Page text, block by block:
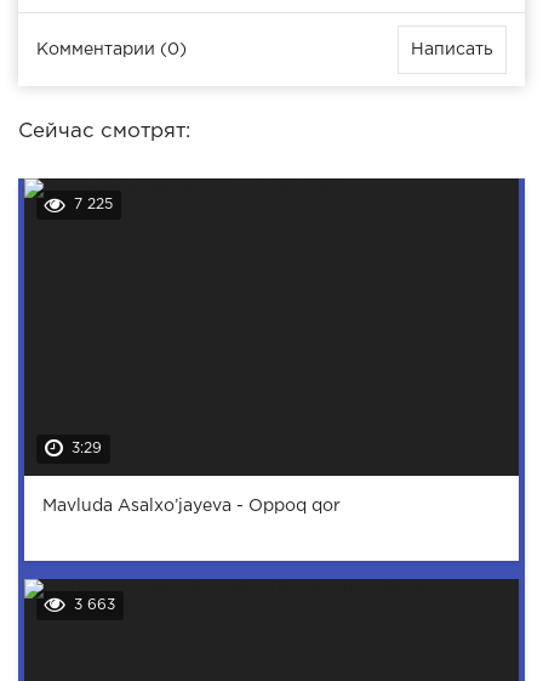
Комментарии (0) Написать
Сейчас смотрят:
7 225
3:29
Mavluda Asalxo’jayeva - Oppoq qor
3 663